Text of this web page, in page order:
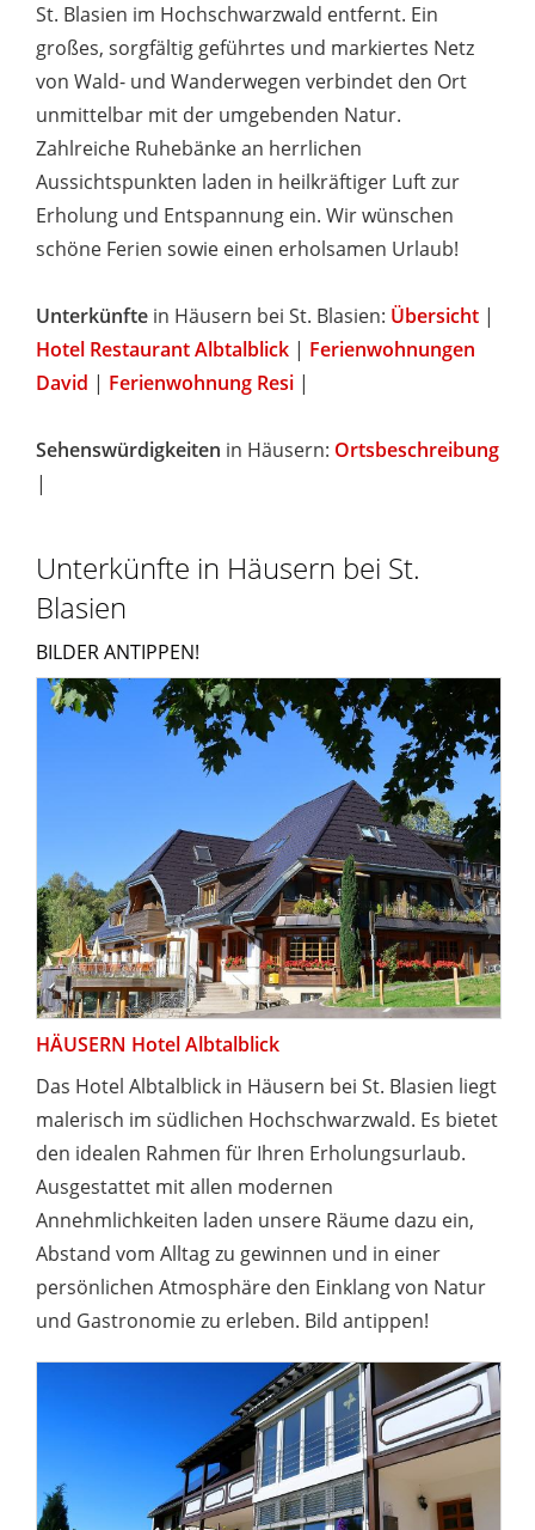
St. Blasien im Hochschwarzwald entfernt. Ein
großes, sorgfältig geführtes und markiertes Netz
von Wald- und Wanderwegen verbindet den Ort
unmittelbar mit der umgebenden Natur.
Zahlreiche Ruhebänke an herrlichen
Aussichtspunkten laden in heilkräftiger Luft zur
Erholung und Entspannung ein. Wir wünschen
schöne Ferien sowie einen erholsamen Urlaub!
Unterkünfte in Häusern bei St. Blasien: Übersicht |
Hotel Restaurant Albtalblick | Ferienwohnungen
David | Ferienwohnung Resi |
Sehenswürdigkeiten in Häusern: Ortsbeschreibung
|
Unterkünfte in Häusern bei St.
Blasien
BILDER ANTIPPEN!
HÄUSERN Hotel Albtalblick
Das Hotel Albtalblick in Häusern bei St. Blasien liegt
malerisch im südlichen Hochschwarzwald. Es bietet
den idealen Rahmen für Ihren Erholungsurlaub.
Ausgestattet mit allen modernen
Annehmlichkeiten laden unsere Räume dazu ein,
Abstand vom Alltag zu gewinnen und in einer
persönlichen Atmosphäre den Einklang von Natur
und Gastronomie zu erleben. Bild antippen!